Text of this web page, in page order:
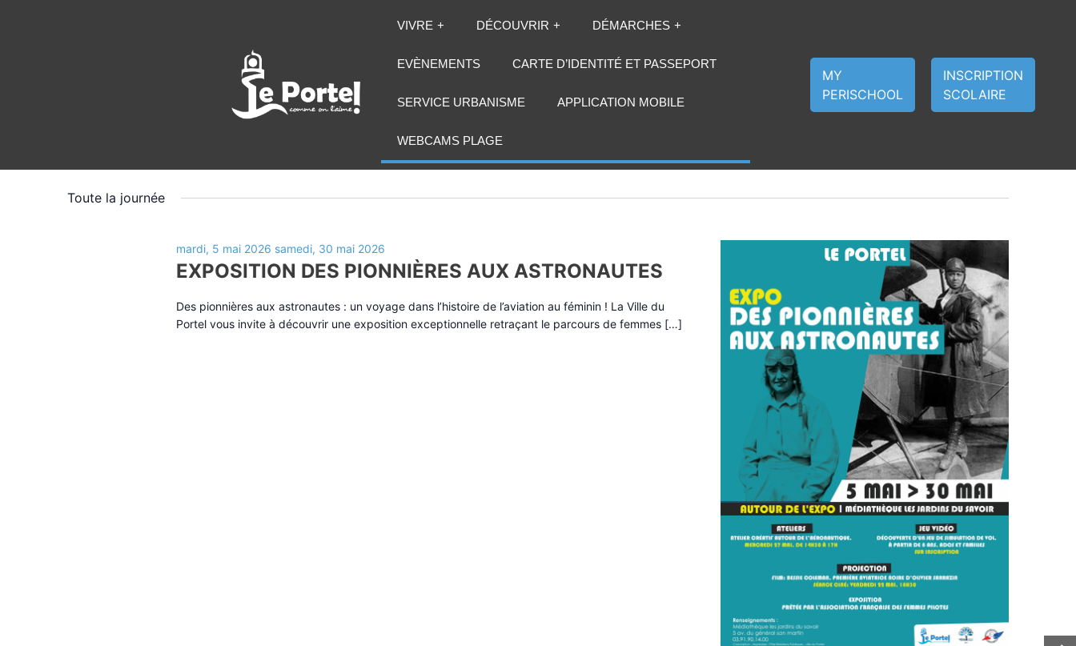
VIVRE DÉCOUVRIR DÉMARCHES
EVÈNEMENTS CARTE D’IDENTITÉ ET PASSEPORT
SERVICE URBANISME APPLICATION MOBILE
WEBCAMS PLAGE
MY
PERISCHOOL
INSCRIPTION
SCOLAIRE
for
par
de
vues
vendredi, 29 mai 2026
Sélectionnez
Toute la journée
EXPOSITION DES PIONNIÈRES AUX ASTRONAUTES
mardi, 5 mai 2026 samedi, 30 mai 2026
Des pionnières aux astronautes : un voyage dans l’histoire de l’aviation au féminin ! La Ville du
Portel vous invite à découvrir une exposition exceptionnelle retraçant le parcours de femmes […]